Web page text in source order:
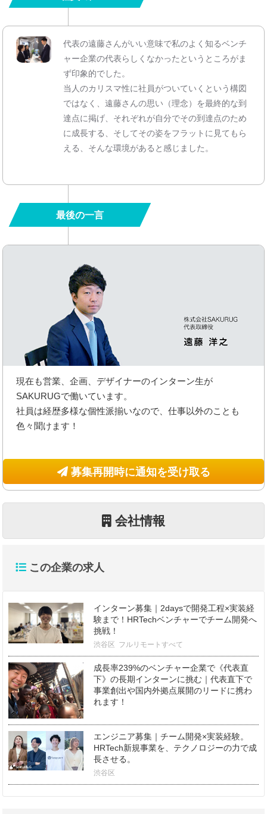
代表の遠藤さんがいい意味で私のよく知るベンチ
ャー企業の代表らしくなかったというところがま
ず印象的でした。
当人のカリスマ性に社員がついていくという構図
ではなく、遠藤さんの思い（理念）を最終的な到
達点に掲げ、それぞれが自分でその到達点のため
に成長する、そしてその姿をフラットに見てもら
える、そんな環境があると感じました。
最後の一言
現在も営業、企画、デザイナーのインターン生が
SAKURUGで働いています。
社員は経歴多様な個性派揃いなので、仕事以外のことも
色々聞けます！
募集再開時に通知を受け取る
会社情報
この企業の求人
インターン募集｜2daysで開発工程×実装経
験まで！HRTechベンチャーでチーム開発へ
挑戦！
渋谷区 フルリモートすべて
成長率239%のベンチャー企業で《代表直
下》の長期インターンに挑む｜代表直下で
事業創出や国内外拠点展開のリードに携わ
れます！
エンジニア募集｜チーム開発×実装経験。
HRTech新規事業を、テクノロジーの力で成
長させる。
渋谷区